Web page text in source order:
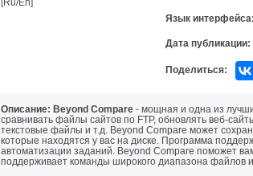
Язык интерфейса:
Дата публикации:
Поделиться:
Описание: Beyond Compare - мощная и одна из
сравнивать файлы сайтов по FTP, обновлять веб-
текстовые файлы и т.д. Beyond Compare может
которые находятся у вас на диске. Программа
автоматизации заданий. Beyond Compare поможет
поддерживает команды широкого диапазона файлов